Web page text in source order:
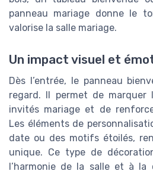
panneau mariage donne le
valorise la salle mariage.
Un impact visuel et
Dès l’entrée, le panneau
regard. Il permet de marquer
invités mariage et de
Les éléments de
date ou des motifs étoilés,
unique. Ce type de
l’harmonie de la salle et à la